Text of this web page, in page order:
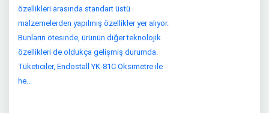
özellikleri arasında standart üstü
malzemelerden yapılmış özellikler yer alıyor.
Bunların ötesinde, ürünün diğer teknolojik
özellikleri de oldukça gelişmiş durumda.
Tüketiciler, Endostall YK-81C Oksimetre ile
he...